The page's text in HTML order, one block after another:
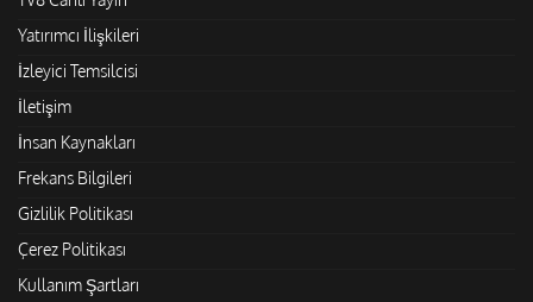
Yatırımcı İlişkileri
İzleyici Temsilcisi
İletişim
İnsan Kaynakları
Frekans Bilgileri
Gizlilik Politikası
Çerez Politikası
Kullanım Şartları